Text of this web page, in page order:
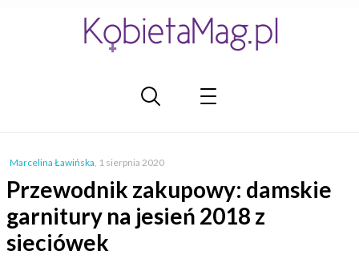
Marcelina Ławińska, 1 sierpnia 2020
Przewodnik zakupowy: damskie
garnitury na jesień 2018 z
sieciówek